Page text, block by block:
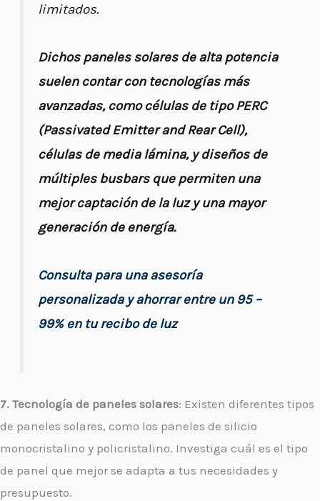
limitados.
Dichos paneles solares de alta potencia
suelen contar con tecnologías más
avanzadas, como células de tipo PERC
(Passivated Emitter and Rear Cell),
células de media lámina, y diseños de
múltiples busbars que permiten una
mejor captación de la luz y una mayor
generación de energía.
Consulta para una asesoría
personalizada y ahorrar entre un 95 –
99% en tu recibo de luz
7. Tecnología de paneles solares: Existen diferentes tipos
de paneles solares, como los paneles de silicio
monocristalino y policristalino. Investiga cuál es el tipo
de panel que mejor se adapta a tus necesidades y
presupuesto.